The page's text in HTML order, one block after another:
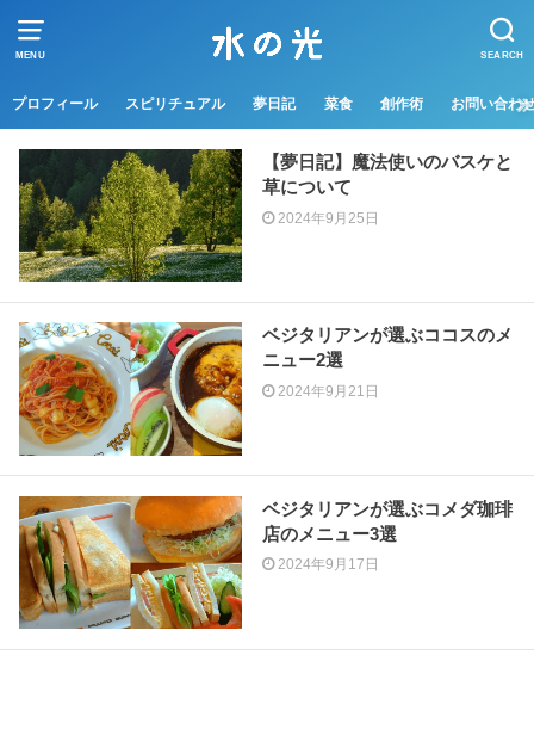
MENU SEARCH
プロフィール スピリチュアル 夢日記 菜食 創作術 お問い合わ
【夢日記】魔法使いのバスケと
草について
2024年9月25日
ベジタリアンが選ぶココスのメ
ニュー2選
2024年9月21日
ベジタリアンが選ぶコメダ珈琲
店のメニュー3選
2024年9月17日